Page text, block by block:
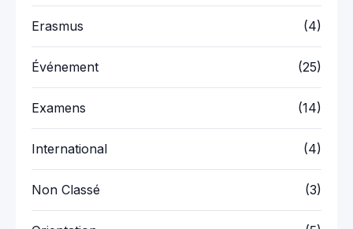
Erasmus (4)
Événement (25)
Examens (14)
International (4)
Non Classé (3)